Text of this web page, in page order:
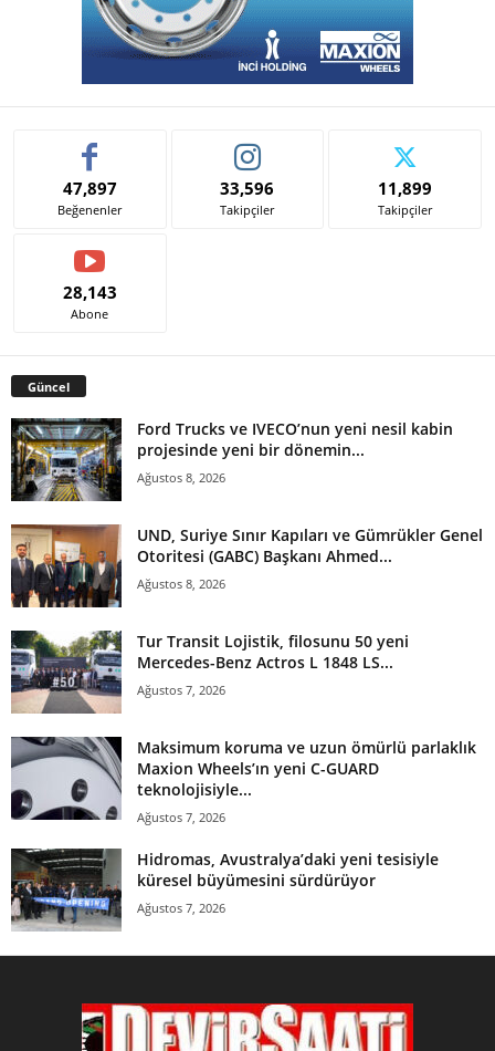
47,897
Beğenenler
33,596
Takipçiler
11,899
Takipçiler
28,143
Abone
Güncel
Ford Trucks ve IVECO’nun yeni nesil kabin
projesinde yeni bir dönemin...
Ağustos 8, 2026
UND, Suriye Sınır Kapıları ve Gümrükler Genel
Otoritesi (GABC) Başkanı Ahmed...
Ağustos 8, 2026
Tur Transit Lojistik, filosunu 50 yeni
Mercedes-Benz Actros L 1848 LS...
Ağustos 7, 2026
Maksimum koruma ve uzun ömürlü parlaklık
Maxion Wheels’ın yeni C-GUARD
teknolojisiyle...
Ağustos 7, 2026
Hidromas, Avustralya’daki yeni tesisiyle
küresel büyümesini sürdürüyor
Ağustos 7, 2026